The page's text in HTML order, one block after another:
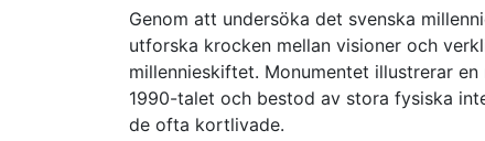
Genom att undersöka det svenska
utforska krocken mellan visioner och
millennieskiftet. Monumentet illustrerar
1990-talet och bestod av stora fysiska
de ofta kortlivade.